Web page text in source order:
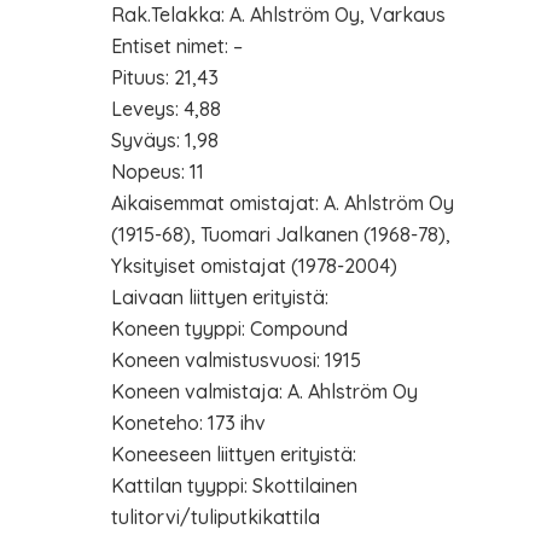
Rak.Telakka: A. Ahlström Oy, Varkaus
Entiset nimet: –
Pituus: 21,43
Leveys: 4,88
Syväys: 1,98
Nopeus: 11
Aikaisemmat omistajat: A. Ahlström Oy
(1915-68), Tuomari Jalkanen (1968-78),
Yksityiset omistajat (1978-2004)
Laivaan liittyen erityistä:
Koneen tyyppi: Compound
Koneen valmistusvuosi: 1915
Koneen valmistaja: A. Ahlström Oy
Koneteho: 173 ihv
Koneeseen liittyen erityistä:
Kattilan tyyppi: Skottilainen
tulitorvi/tuliputkikattila